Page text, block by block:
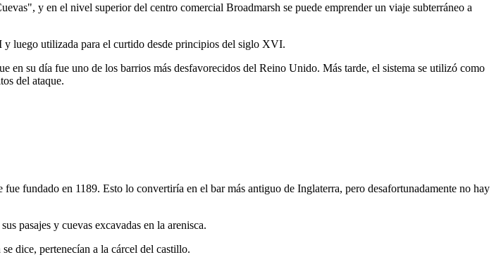
y en el nivel superior del centro comercial Broadmarsh se puede emprender un viaje subterráneo a
y luego utilizada para el curtido desde principios del siglo XVI.
su día fue uno de los barrios más desfavorecidos del Reino Unido. Más tarde, el sistema se utilizó como
del ataque.
fundado en 1189. Esto lo convertiría en el bar más antiguo de Inglaterra, pero desafortunadamente no hay
pasajes y cuevas excavadas en la arenisca.
dice, pertenecían a la cárcel del castillo.